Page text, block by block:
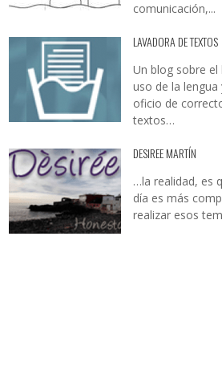
comunicación,...
LAVADORA DE TEXTOS
Un blog sobre el
uso de la lengua
oficio de
textos…
DESIREE MARTÍN
…la realidad, es
día es más
realizar esos